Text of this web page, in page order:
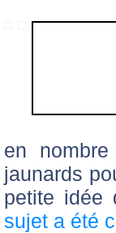
en
jaunards
petite idée
sujet a été